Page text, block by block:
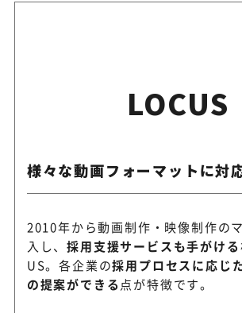
LOCUS
様々な動画フォーマットに対
2010年から動画制作・映像制作の
入し、採用支援サービスも手がける
US。各企業の採用プロセスに応じ
の提案ができる 点が特徴です。